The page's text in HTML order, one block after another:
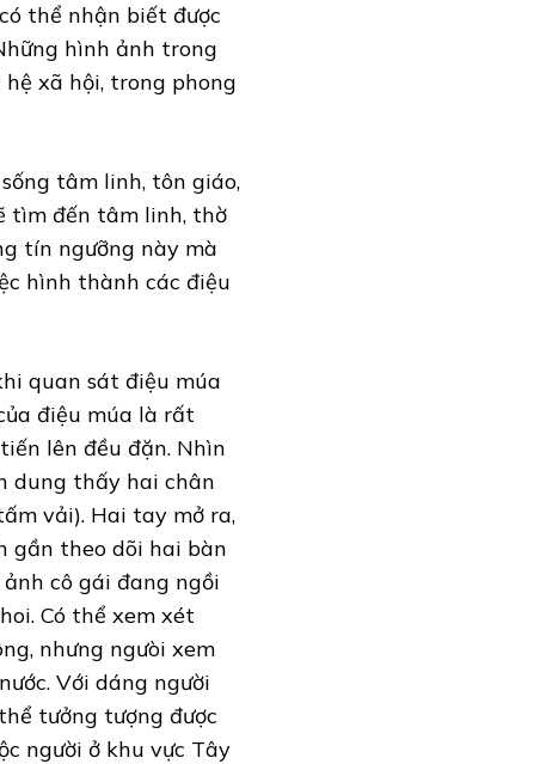
thể nhận biết được
hình ảnh trong
xã hội, trong phong
tâm linh, tôn giáo,
tìm đến tâm linh, thờ
tín ngưỡng này mà
hình thành các điệu
quan sát điệu múa
điệu múa là rất
lên đều đặn. Nhìn
dung thấy hai chân
vải). Hai tay mở ra,
gần theo dõi hai bàn
cô gái đang ngồi
Có thể xem xét
nhưng ngưòi xem
Với dáng người
tưởng tượng được
người ở khu vực Tây